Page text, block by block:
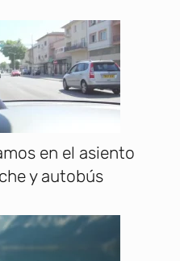
en el asiento
y autobús